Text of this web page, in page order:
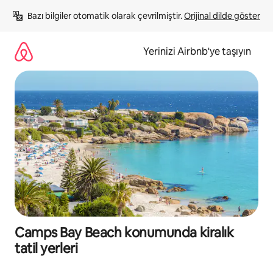
atla
Bazı bilgiler otomatik olarak çevrilmiştir. Orijinal dilde göster
Yerinizi Airbnb'ye taşıyın
Camps Bay Beach konumunda kiralık
tatil yerleri